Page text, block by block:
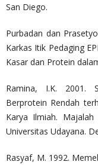
San Diego.
Purbadan dan
Karkas Itik Pedaging
Kasar dan Protein
Ramina, I.K. 2001.
Berprotein Rendah
Karya Ilmiah. Majalah
Universitas Udayana.
Rasyaf, M. 1992.